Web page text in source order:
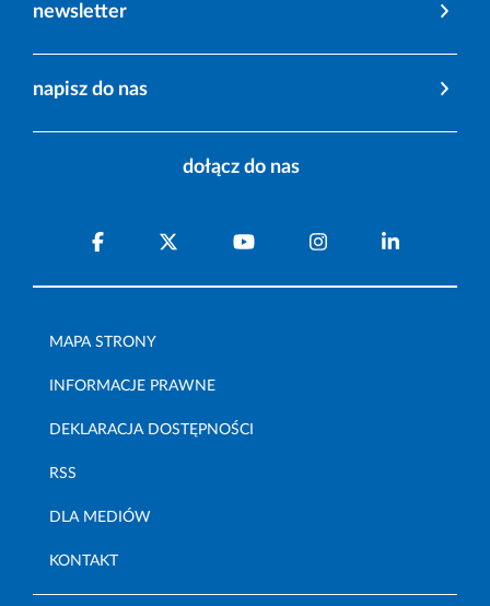
newsletter
napisz do nas
dołącz do nas
MAPA STRONY
INFORMACJE PRAWNE
DEKLARACJA DOSTĘPNOŚCI
RSS
DLA MEDIÓW
KONTAKT